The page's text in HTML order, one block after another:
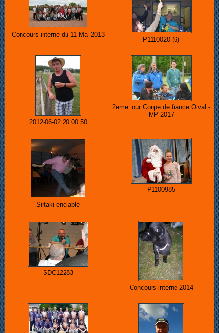
Concours interne du 11 Mai 2013
P1110020 (6)
2012-06-02 20.00.50
2eme tour Coupe de france Orval -
MP 2017
Sirtaki endiablé
P1100985
SDC12283
Concours interne 2014